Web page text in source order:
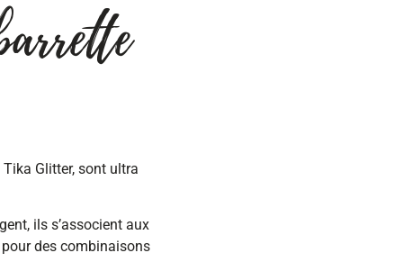
Glitter, sont ultra
ils s’associent aux
des combinaisons